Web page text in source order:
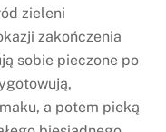
zieleni
zakończenia
sobie pieczone po
a potem pieką